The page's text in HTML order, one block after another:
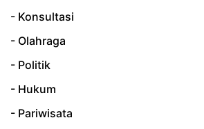
- Konsultasi
- Olahraga
- Politik
- Hukum
- Pariwisata